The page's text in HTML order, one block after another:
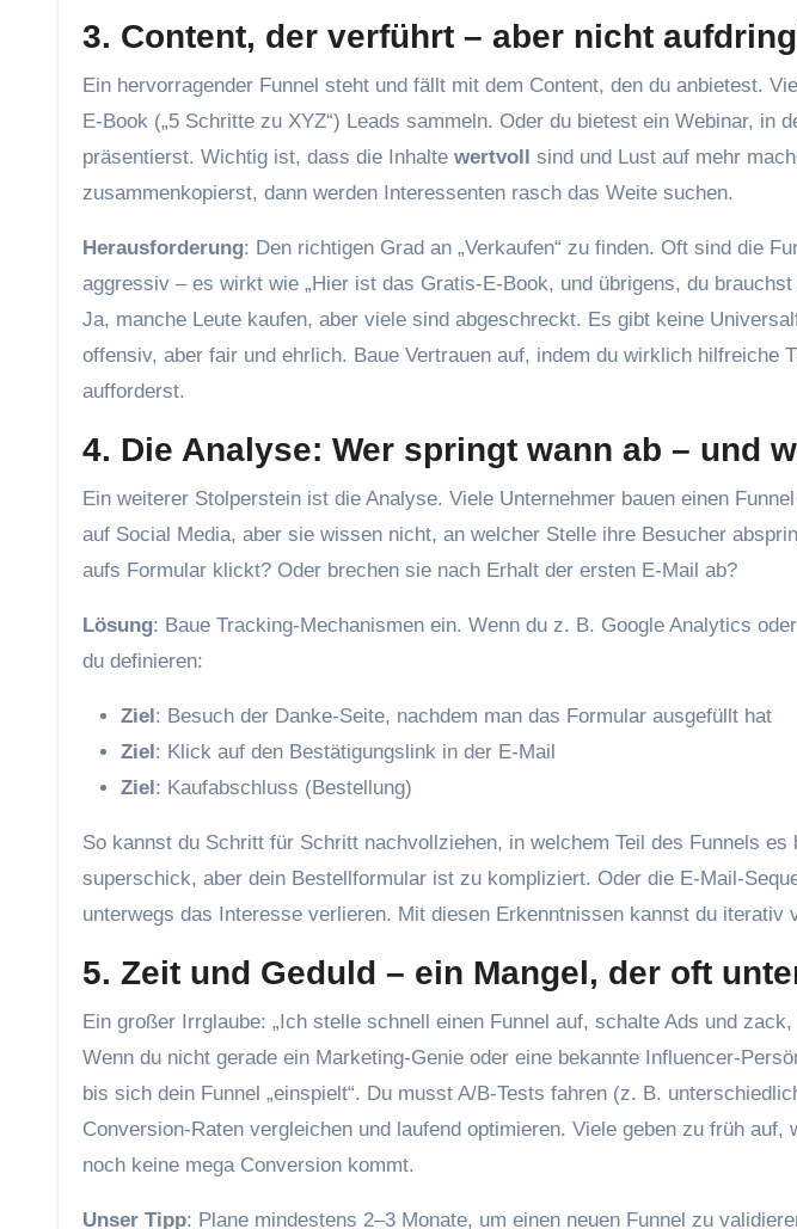
3. Content, der verführt – aber nicht
Ein hervorragender Funnel steht und fällt mit dem Content, den du anbietest.
E-Book („5 Schritte zu XYZ“) Leads sammeln. Oder du bietest ein Webinar, in
präsentierst. Wichtig ist, dass die Inhalte wertvoll sind und Lust auf mehr
zusammenkopierst, dann werden Interessenten rasch das Weite suchen.
Herausforderung: Den richtigen Grad an „Verkaufen“ zu finden. Oft sind die
aggressiv – es wirkt wie „Hier ist das Gratis-E-Book, und übrigens, du
Ja, manche Leute kaufen, aber viele sind abgeschreckt. Es gibt keine
offensiv, aber fair und ehrlich. Baue Vertrauen auf, indem du wirklich hilfreiche
aufforderst.
4. Die Analyse: Wer springt wann ab – und
Ein weiterer Stolperstein ist die Analyse. Viele Unternehmer bauen einen
auf Social Media, aber sie wissen nicht, an welcher Stelle ihre Besucher
aufs Formular klickt? Oder brechen sie nach Erhalt der ersten E-Mail ab?
Lösung: Baue Tracking-Mechanismen ein. Wenn du z. B. Google Analytics
du definieren:
Ziel: Besuch der Danke-Seite, nachdem man das Formular ausgefüllt hat
Ziel: Klick auf den Bestätigungslink in der E-Mail
Ziel: Kaufabschluss (Bestellung)
So kannst du Schritt für Schritt nachvollziehen, in welchem Teil des Funnels
superschick, aber dein Bestellformular ist zu kompliziert. Oder die E-Mail-
unterwegs das Interesse verlieren. Mit diesen Erkenntnissen kannst du iterativ
5. Zeit und Geduld – ein Mangel, der oft
Ein großer Irrglaube: „Ich stelle schnell einen Funnel auf, schalte Ads und
Wenn du nicht gerade ein Marketing-Genie oder eine bekannte Influencer-
bis sich dein Funnel „einspielt“. Du musst A/B-Tests fahren (z. B.
Conversion-Raten vergleichen und laufend optimieren. Viele geben zu früh auf,
noch keine mega Conversion kommt.
Unser Tipp: Plane mindestens 2–3 Monate, um einen neuen Funnel zu